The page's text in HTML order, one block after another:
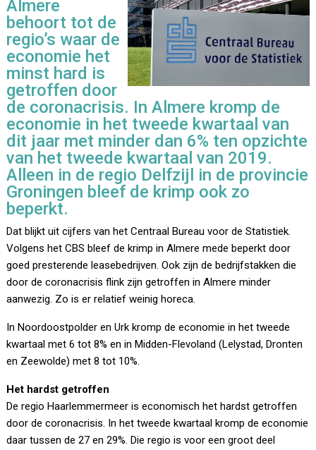
Almere
behoort tot de
regio’s waar de
economie het
minst hard is
getroffen door
de coronacrisis. In Almere kromp de
economie in het tweede kwartaal van
dit jaar met minder dan 6% ten opzichte
van het tweede kwartaal van 2019.
Alleen in de regio Delfzijl in de provincie
Groningen bleef de krimp ook zo
beperkt.
Dat blijkt uit cijfers van het Centraal Bureau voor de Statistiek.
Volgens het CBS bleef de krimp in Almere mede beperkt door
goed presterende leasebedrijven. Ook zijn de bedrijfstakken die
door de coronacrisis flink zijn getroffen in Almere minder
aanwezig. Zo is er relatief weinig horeca.
In Noordoostpolder en Urk kromp de economie in het tweede
kwartaal met 6 tot 8% en in Midden-Flevoland (Lelystad, Dronten
en Zeewolde) met 8 tot 10%.
Het hardst getroffen
De regio Haarlemmermeer is economisch het hardst getroffen
door de coronacrisis. In het tweede kwartaal kromp de economie
daar tussen de 27 en 29%. Die regio is voor een groot deel